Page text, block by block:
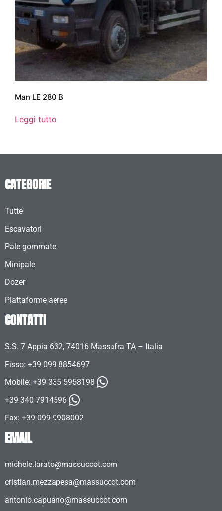
Man LE 280 B
Leggi tutto
CATEGORIE
Tutte
Escavatori
Pale gommate
Minipale
Dozer
Piattaforme aeree
CONTATTI
S.S. 7 Appia 632, 74016 Massafra TA – Italia
Fisso: +39 099 8854697
Mobile: +39 335 5958198
+39 340 7914596
Fax: +39 099 9908002
EMAIL
michele.larato@massuccot.com
cristian.mezzapesa@massuccot.com
antonio.capuano@massuccot.com